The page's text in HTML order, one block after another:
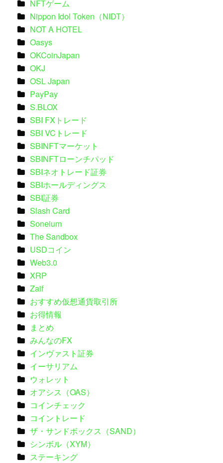
NFTゲーム
Nippon Idol Token（NIDT）
NOT A HOTEL
Oasys
OKCoinJapan
OKJ
OSL Japan
PayPay
S.BLOX
SBI FXトレード
SBI VCトレード
SBINFTマーケット
SBINFTローンチパッド
SBIネオトレード証券
SBIホールディングス
SBI証券
Slash Card
Soneium
The Sandbox
USDコイン
Web3.0
XRP
Zaif
おすすめ仮想通貨取引所
お得情報
まとめ
みんなのFX
インヴァスト証券
イーサリアム
ウォレット
オアシス（OAS）
コインチェック
コイントレード
ザ・サンドボックス（SAND）
シンボル（XYM）
ステーキング